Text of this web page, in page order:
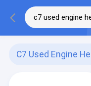
C7 Used Engine